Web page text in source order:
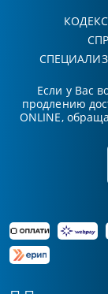
Если у Вас
продлению
ONLINE,